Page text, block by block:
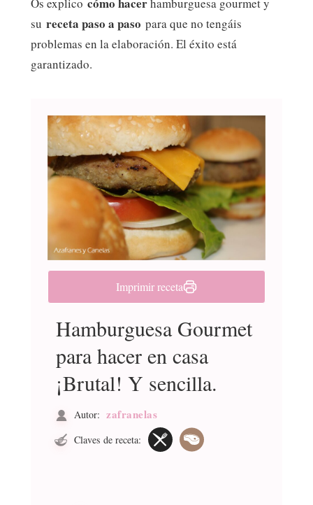
Os explico
hamburguesa gourmet y
su receta paso a paso para que no tengáis
problemas en la elaboración. El éxito está
garantizado.
Imprimir receta
Hamburguesa Gourmet
para hacer en casa
¡Brutal! Y sencilla.
Autor: zafranelas
Claves de receta: